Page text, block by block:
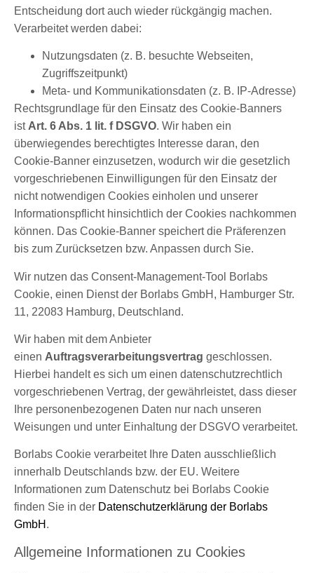
Entscheidung dort auch wieder rückgängig machen.
Verarbeitet werden dabei:
Nutzungsdaten (z. B. besuchte Webseiten,
Zugriffszeitpunkt)
Meta- und Kommunikationsdaten (z. B. IP-Adresse)
Rechtsgrundlage für den Einsatz des Cookie-Banners
ist Art. 6 Abs. 1 lit. f DSGVO. Wir haben ein
überwiegendes berechtigtes Interesse daran, den
Cookie-Banner einzusetzen, wodurch wir die gesetzlich
vorgeschriebenen Einwilligungen für den Einsatz der
nicht notwendigen Cookies einholen und unserer
Informationspflicht hinsichtlich der Cookies nachkommen
können. Das Cookie-Banner speichert die Präferenzen
bis zum Zurücksetzen bzw. Anpassen durch Sie.
Wir nutzen das Consent-Management-Tool Borlabs
Cookie, einen Dienst der Borlabs GmbH, Hamburger Str.
11, 22083 Hamburg, Deutschland.
Wir haben mit dem Anbieter
einen Auftragsverarbeitungsvertrag geschlossen.
Hierbei handelt es sich um einen datenschutzrechtlich
vorgeschriebenen Vertrag, der gewährleistet, dass dieser
Ihre personenbezogenen Daten nur nach unseren
Weisungen und unter Einhaltung der DSGVO verarbeitet.
Borlabs Cookie verarbeitet Ihre Daten ausschließlich
innerhalb Deutschlands bzw. der EU. Weitere
Informationen zum Datenschutz bei Borlabs Cookie
finden Sie in der Datenschutzerklärung der Borlabs
GmbH .
Allgemeine Informationen zu Cookies